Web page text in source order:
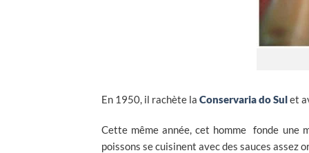
En 1950, il rachète la Conservaria do Sulet
Cette même année, cet homme fonde une
poissons se cuisinent avec des sauces assez